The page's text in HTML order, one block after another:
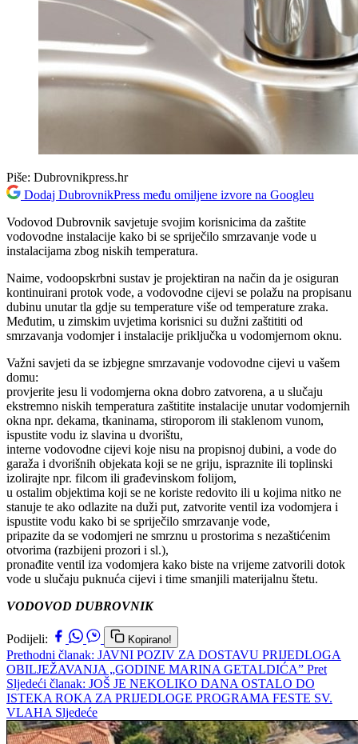
Piše: Dubrovnikpress.hr
Dodaj DubrovnikPress među omiljene izvore na Googleu
Vodovod Dubrovnik savjetuje svojim korisnicima da zaštite
vodovodne instalacije kako bi se spriječilo smrzavanje vode u
instalacijama zbog niskih temperatura.
Naime, vodoopskrbni sustav je projektiran na način da je osiguran
kontinuirani protok vode, a vodovodne cijevi se polažu na propisanu
dubinu unutar tla gdje su temperature više od temperature zraka.
Međutim, u zimskim uvjetima korisnici su dužni zaštititi od
smrzavanja vodomjer i instalacije priključka u vodomjernom oknu.
Važni savjeti da se izbjegne smrzavanje vodovodne cijevi u vašem
domu:
provjerite jesu li vodomjerna okna dobro zatvorena, a u slučaju
ekstremno niskih temperatura zaštitite instalacije unutar vodomjernih
okna npr. dekama, tkaninama, stiroporom ili staklenom vunom,
ispustite vodu iz slavina u dvorištu,
interne vodovodne cijevi koje nisu na propisnoj dubini, a vode do
garaža i dvorišnih objekata koji se ne griju, ispraznite ili toplinski
izolirajte npr. filcom ili građevinskom folijom,
u ostalim objektima koji se ne koriste redovito ili u kojima nitko ne
stanuje te ako odlazite na duži put, zatvorite ventil iza vodomjera i
ispustite vodu kako bi se spriječilo smrzavanje vode,
pripazite da se vodomjeri ne smrznu u prostorima s nezaštićenim
otvorima (razbijeni prozori i sl.),
pronađite ventil iza vodomjera kako biste na vrijeme zatvorili dotok
vode u slučaju puknuća cijevi i time smanjili materijalnu štetu.
VODOVOD DUBROVNIK
Podijeli: Kopirano!
Prethodni članak: JAVNI POZIV ZA DOSTAVU PRIJEDLOGA
OBILJEŽAVANJA „GODINE MARINA GETALDIĆA” Pret
Sljedeći članak: JOŠ JE NEKOLIKO DANA OSTALO DO
ISTEKA ROKA ZA PRIJEDLOGE PROGRAMA FESTE SV.
VLAHA Sljedeće